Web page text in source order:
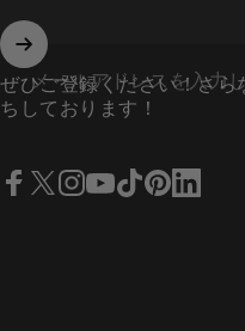
メールアドレスを入力
ぜひご登録ください！さ
ちしております！